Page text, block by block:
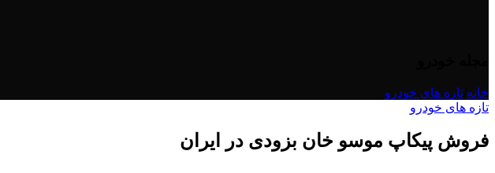
خانه تازه های خودرو
تازه های خودرو
فروش پیکاپ موسو خان بزودی در ایران